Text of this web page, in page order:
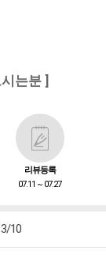
는분 ]
리뷰등록
07.11 ~ 07.27
10